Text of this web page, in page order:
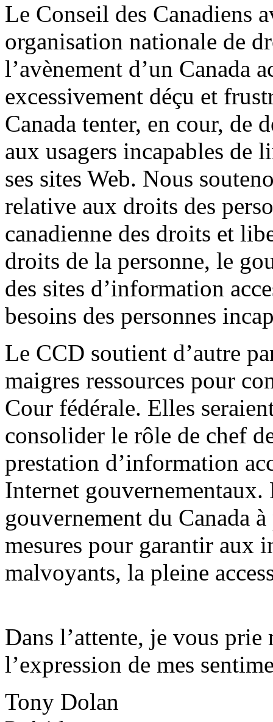
Le Conseil des Canadiens
organisation nationale de
l’avènement d’un Canada
excessivement déçu et
Canada tenter, en cour, de
aux usagers incapables de
ses sites Web. Nous
relative aux droits des
canadienne des droits et
droits de la personne, le
des sites d’information
besoins des personnes
Le CCD soutient d’autre
maigres ressources pour
Cour fédérale. Elles
consolider le rôle de chef
prestation d’information
Internet
gouvernement du Canada
mesures pour garantir aux
malvoyants, la pleine
Dans l’attente, je vous
l’expression de mes
Tony Dolan